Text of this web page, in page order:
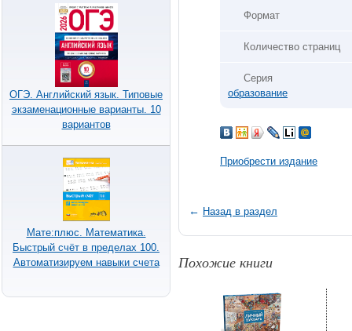
ОГЭ. Английский язык. Типовые
экзаменационные варианты. 10
вариантов
Мате:плюс. Математика.
Быстрый счёт в пределах 100.
Автоматизируем навыки счета
Формат
Количество страниц
Серия
образование
Приобрести издание
← Назад в раздел
Похожие книги